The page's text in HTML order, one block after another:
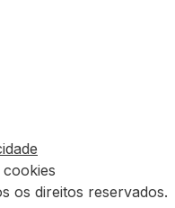
os direitos reservados.